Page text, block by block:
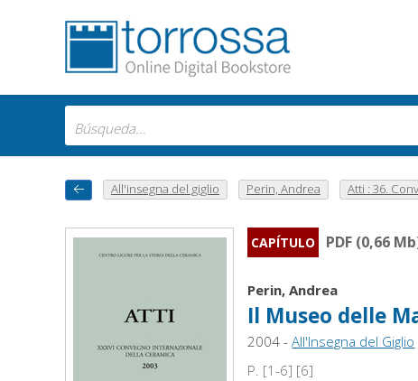
All'insegna del giglio Perin, Andrea Atti : 36.
CAPÍTULO PDF (0,66
Perin, Andrea
Il Museo delle
2004 -All'Insegna del Giglio
P. [1-6] [6]